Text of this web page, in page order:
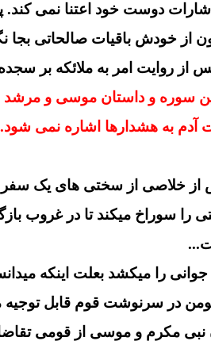
دوست خود اعتنا نمی کند.
خودش باقیات صالحاتی بجا
از روایت امر به ملائکه بر
سوره و داستان موسی و مرشد
آدم به هشدارها اشاره نمی
را سوراخ میکند تا در غروب
را میکشد بعلت اینکه
در سرنوشت قوم قابل توجیه
مکرم و موسی از قومی تقاضای